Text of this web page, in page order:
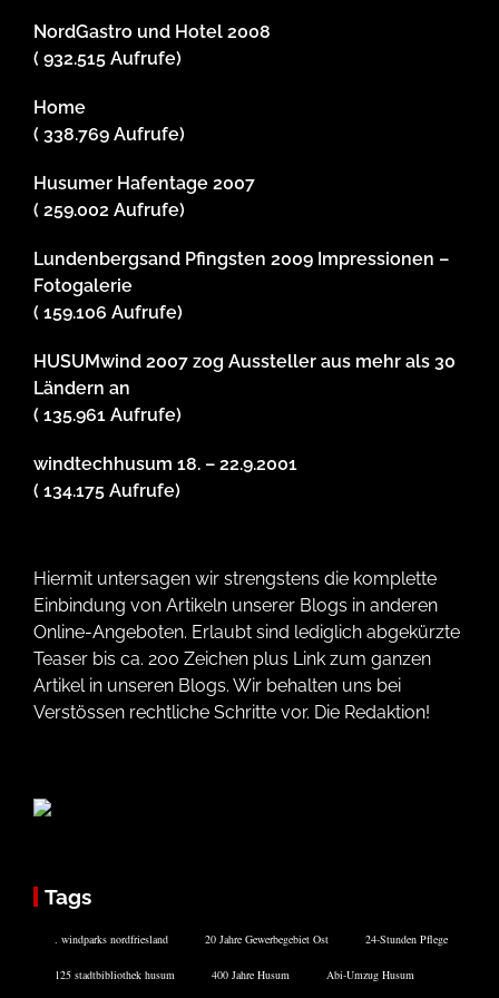
NordGastro und Hotel 2008
( 932.515 Aufrufe)
Home
( 338.769 Aufrufe)
Husumer Hafentage 2007
( 259.002 Aufrufe)
Lundenbergsand Pfingsten 2009 Impressionen –
Fotogalerie
( 159.106 Aufrufe)
HUSUMwind 2007 zog Aussteller aus mehr als 30
Ländern an
( 135.961 Aufrufe)
windtechhusum 18. – 22.9.2001
( 134.175 Aufrufe)
Hiermit untersagen wir strengstens die komplette
Einbindung von Artikeln unserer Blogs in anderen
Online-Angeboten. Erlaubt sind lediglich abgekürzte
Teaser bis ca. 200 Zeichen plus Link zum ganzen
Artikel in unseren Blogs. Wir behalten uns bei
Verstössen rechtliche Schritte vor. Die Redaktion!
Tags
. windparks nordfriesland 20 Jahre Gewerbegebiet Ost 24-Stunden Pflege
125 stadtbibliothek husum 400 Jahre Husum Abi-Umzug Husum